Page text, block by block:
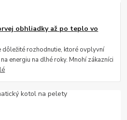
obhliadky až po teplo vo
dôležité rozhodnutie, ktoré ovplyvní
energiu na dlhé roky. Mnohí zákazníci